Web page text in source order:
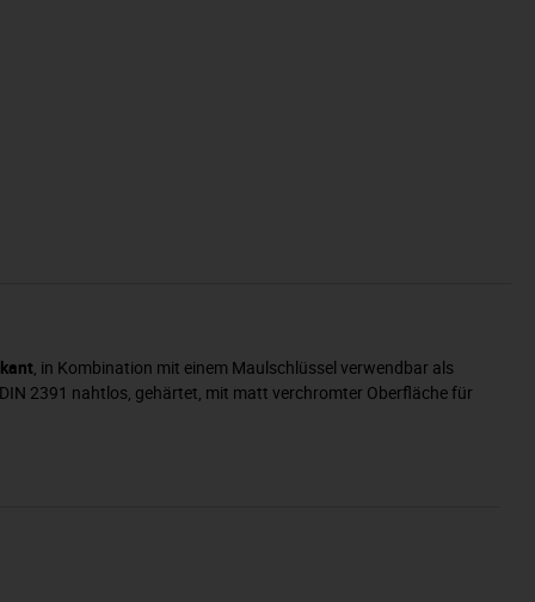
, in Kombination mit einem Maulschlüssel verwendbar als
2391 nahtlos, gehärtet, mit matt verchromter Oberfläche für